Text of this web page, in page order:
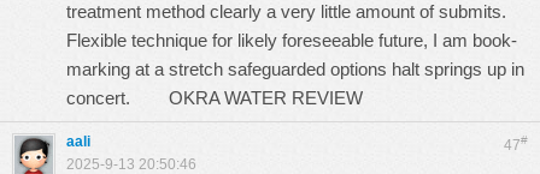
treatment method clearly a very little amount of submits.
Flexible technique for likely foreseeable future, I am book-
marking at a stretch safeguarded options halt springs up in
concert. OKRA WATER REVIEW
47#
aali
2025-9-13 20:50:46